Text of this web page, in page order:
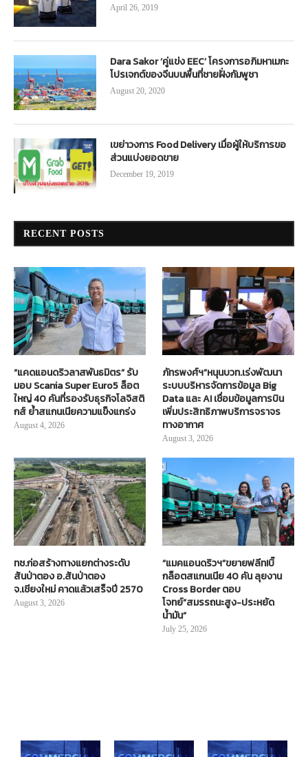
April 26, 2019
Dara Sakor ‘คู่แข่ง EEC’ โครงการอภิมหาเมกะ
โปรเจกต์ของจีนบนพื้นที่ชายฝั่งกัมพูชา
August 20, 2020
เขย่าวงการ Food Delivery เมื่อผู้ให้บริการขอ
ส่วนแบ่งยอดขาย
December 19, 2019
RECENT POSTS
“แคดแอนดริวลาสพันธมิตร” รับ
มอบ Scania Super Euro5 ล็อต
ใหญ่ 40 คันที่รองรับธุรกิจโลจิสติ
กส์ ย้ำสแกนเนียความแข็งแกร่ง
August 4, 2026
ภัทรพงศ์ฯ”หนุนบวท.เร่งพัฒนา
ระบบบริหารจัดการข้อมูล Big
Data และ AI เชื่อมข้อมูลการบิน
เพิ่มประสิทธิภาพบริการจราจร
ทางอากาศ
August 3, 2026
ทช.ก่อสร้างทางแยกต่างระดับ
สันป่าตอง อ.สันป่าตอง
จ.เชียงใหม่ คาดแล้วเสร็จปี 2570
August 3, 2026
“แมคแอนดริวฯ”ขยายฟลีท!บิ๊
กล็อตสแกนเนีย 40 คัน ลุยงาน
Cross Border ตอบ
โจทย์“สมรรถนะสูง-ประหยัด
น้ำมัน”
July 25, 2026